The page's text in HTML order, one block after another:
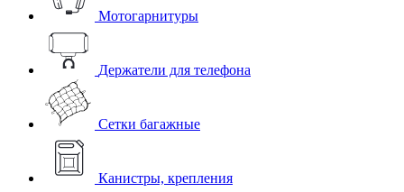
Мотогарнитуры
Держатели для телефона
Сетки багажные
Канистры, крепления